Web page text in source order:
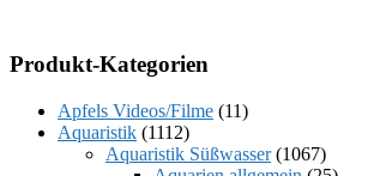
Produkt-Kategorien
Apfels Videos/Filme (11)
Aquaristik (1112)
Aquaristik Süßwasser (1067)